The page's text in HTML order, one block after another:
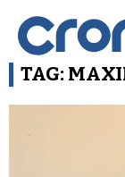
TAG: